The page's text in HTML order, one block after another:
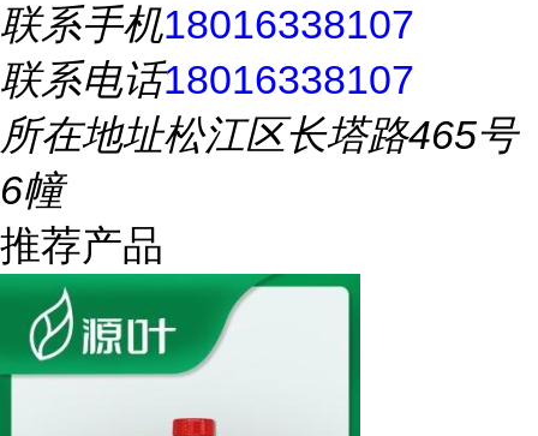
联系手机18016338107
联系电话18016338107
所在地址松江区长塔路465号
6幢
推荐产品